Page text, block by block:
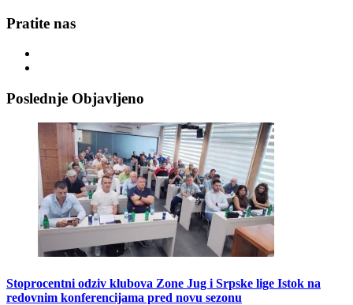
Pratite nas
Poslednje Objavljeno
Stoprocentni odziv klubova Zone Jug i Srpske lige Istok na
redovnim konferencijama pred novu sezonu